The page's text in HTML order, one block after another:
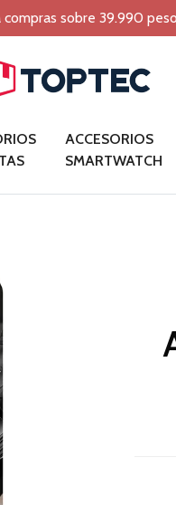
sobre 39.990
ACCESORIOS
SMARTWATCH